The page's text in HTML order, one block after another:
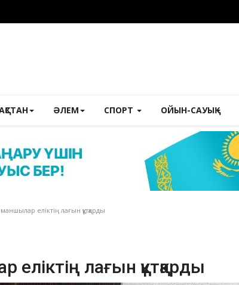
ӘЛЕМ СПОРТ ОЙЫН-САУЫҚ
еліктің лағын құтқарды
лағын құтқарды